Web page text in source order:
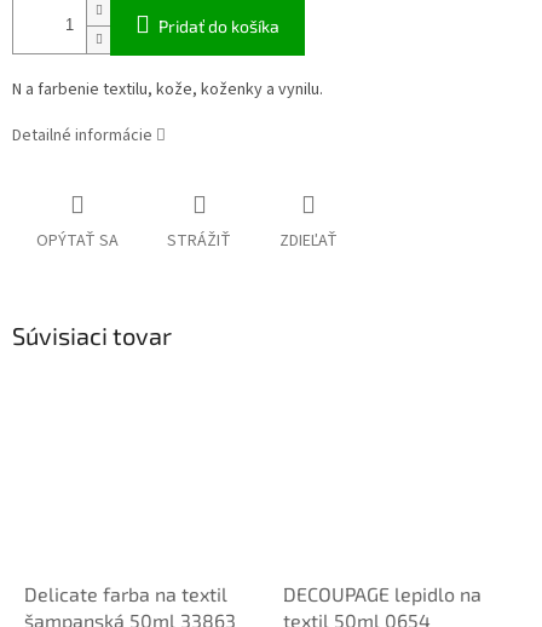
Pridať do košíka
N a farbenie textilu, kože, koženky a vynilu.
Detailné informácie
OPÝTAŤ SA STRÁŽIŤ ZDIEĽAŤ
Súvisiaci tovar
Delicate farba na textil
šampanská 50ml 33863
DECOUPAGE lepidlo na
textil 50ml 0654